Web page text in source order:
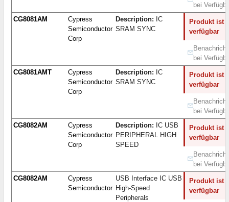
bei
CG8081AM
Cypress
Semiconductor
Corp
Description: IC
SRAM SYNC
Produkt ist
verfügbar
bei
CG8081AMT
Cypress
Semiconductor
Corp
Description: IC
SRAM SYNC
Produkt ist
verfügbar
bei
CG8082AM
Cypress
Semiconductor
Corp
Description: IC USB
PERIPHERAL HIGH
SPEED
Produkt ist
verfügbar
bei
CG8082AM
Cypress
Semiconductor
USB Interface IC USB
High-Speed
Peripherals
Produkt ist
verfügbar